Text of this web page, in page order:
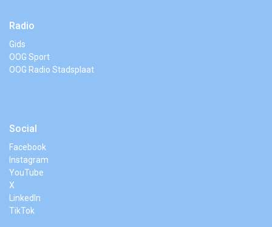
Radio
Gids
OOG Sport
OOG Radio Stadsplaat
Social
Facebook
Instagram
YouTube
X
LinkedIn
TikTok